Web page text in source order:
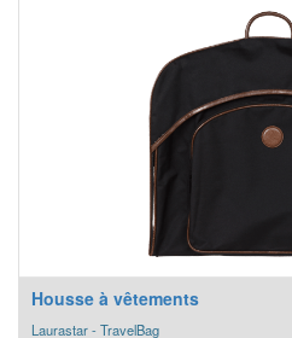
Housse à vêtements
Laurastar - TravelBag